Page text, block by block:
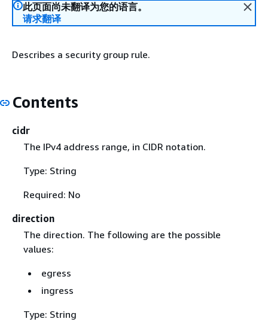
此页面尚未翻译为您的语言。
请求翻译
Describes a security group rule.
Contents
cidr
The IPv4 address range, in CIDR notation.
Type: String
Required: No
direction
The direction. The following are the possible
values:
egress
ingress
Type: String